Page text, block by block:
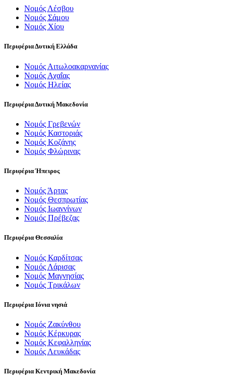
Νομός Λέσβου
Νομός Σάμου
Νομός Χίου
Περιφέρια Δυτική Ελλάδα
Νομός Αιτωλοακαρνανίας
Νομός Αχαΐας
Νομός Ηλείας
Περιφέρια Δυτική Μακεδονία
Νομός Γρεβενών
Νομός Καστοριάς
Νομός Κοζάνης
Νομός Φλώρινας
Περιφέρια Ήπειρος
Νομός Άρτας
Νομός Θεσπρωτίας
Νομός Ιωαννίνων
Νομός Πρέβεζας
Περιφέρια Θεσσαλία
Νομός Καρδίτσας
Νομός Λάρισας
Νομός Μαγνησίας
Νομός Τρικάλων
Περιφέρια Ιόνια νησιά
Νομός Ζακύνθου
Νομός Κέρκυρας
Νομός Κεφαλληνίας
Νομός Λευκάδας
Περιφέρια Κεντρική Μακεδονία